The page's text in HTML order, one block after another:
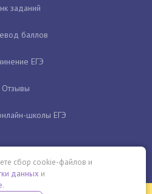
заданий
баллов
ЕГЭ
Отзывы
школы ЕГЭ
сбор cookie-файлов и
данных и
.